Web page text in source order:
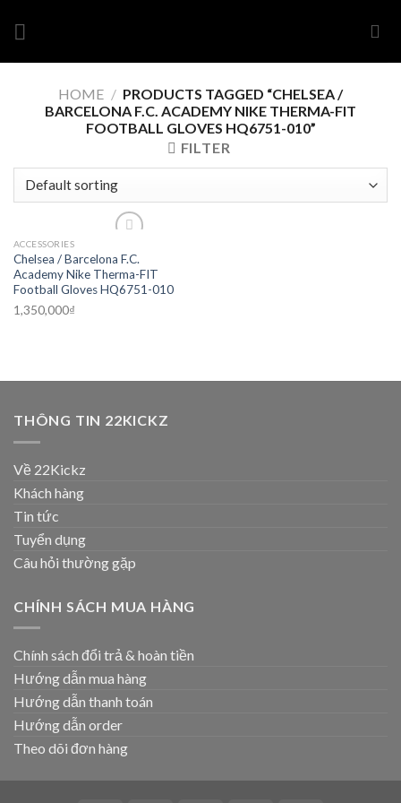
HOME / PRODUCTS TAGGED “CHELSEA /
BARCELONA F.C. ACADEMY NIKE THERMA-FIT
FOOTBALL GLOVES HQ6751-010”
FILTER
Add to wishlist
ACCESSORIES
Chelsea / Barcelona F.C.
Academy Nike Therma-FIT
Football Gloves HQ6751-010
1,350,000₫
THÔNG TIN 22KICKZ
Về 22Kickz
Khách hàng
Tin tức
Tuyển dụng
Câu hỏi thường gặp
CHÍNH SÁCH MUA HÀNG
Chính sách đổi trả & hoàn tiền
Hướng dẫn mua hàng
Hướng dẫn thanh toán
Hướng dẫn order
Theo dõi đơn hàng